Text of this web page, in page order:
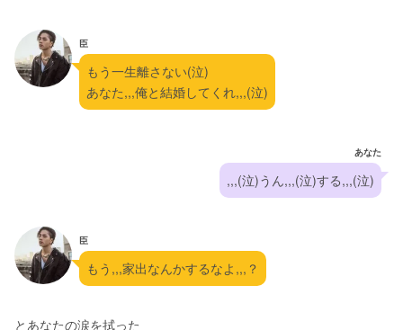
臣
もう一生離さない(泣)
あなた,,,俺と結婚してくれ,,,(泣)
あなた
,,,(泣)うん,,,(泣)する,,,(泣)
臣
もう,,,家出なんかするなよ,,,？
とあなたの涙を拭った